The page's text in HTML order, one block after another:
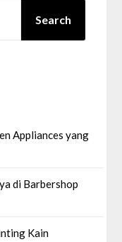
Search
Appliances yang
di Barbershop
Kain